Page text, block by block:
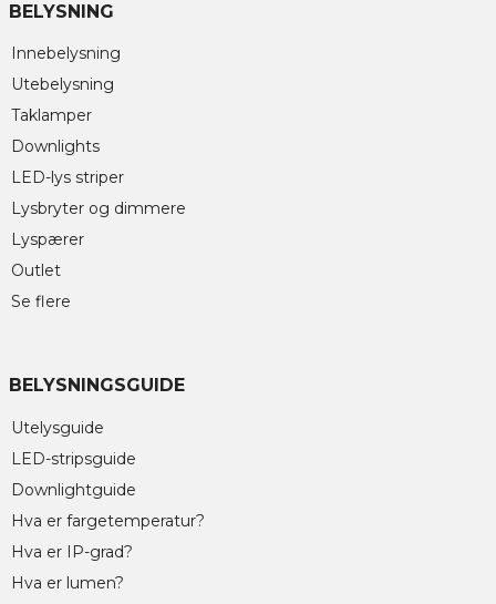
BELYSNING
Innebelysning
Utebelysning
Taklamper
Downlights
LED-lys striper
Lysbryter og dimmere
Lyspærer
Outlet
Se flere
BELYSNINGSGUIDE
Utelysguide
LED-stripsguide
Downlightguide
Hva er fargetemperatur?
Hva er IP-grad?
Hva er lumen?